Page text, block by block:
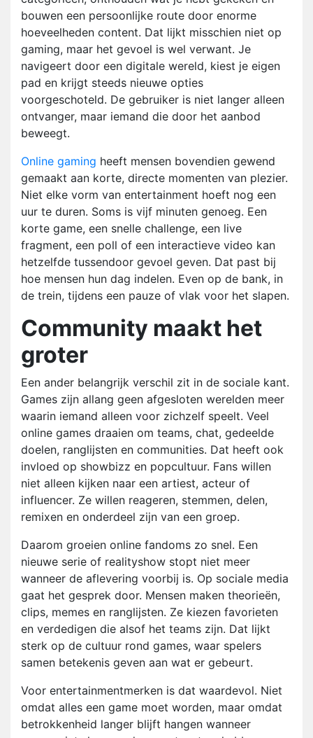
bouwen een persoonlijke route door enorme
hoeveelheden content. Dat lijkt misschien niet op
gaming, maar het gevoel is wel verwant. Je
navigeert door een digitale wereld, kiest je eigen
pad en krijgt steeds nieuwe opties
voorgeschoteld. De gebruiker is niet langer alleen
ontvanger, maar iemand die door het aanbod
beweegt.
Online gaming heeft mensen bovendien gewend
gemaakt aan korte, directe momenten van plezier.
Niet elke vorm van entertainment hoeft nog een
uur te duren. Soms is vijf minuten genoeg. Een
korte game, een snelle challenge, een live
fragment, een poll of een interactieve video kan
hetzelfde tussendoor gevoel geven. Dat past bij
hoe mensen hun dag indelen. Even op de bank, in
de trein, tijdens een pauze of vlak voor het slapen.
Community maakt het
groter
Een ander belangrijk verschil zit in de sociale kant.
Games zijn allang geen afgesloten werelden meer
waarin iemand alleen voor zichzelf speelt. Veel
online games draaien om teams, chat, gedeelde
doelen, ranglijsten en communities. Dat heeft ook
invloed op showbizz en popcultuur. Fans willen
niet alleen kijken naar een artiest, acteur of
influencer. Ze willen reageren, stemmen, delen,
remixen en onderdeel zijn van een groep.
Daarom groeien online fandoms zo snel. Een
nieuwe serie of realityshow stopt niet meer
wanneer de aflevering voorbij is. Op sociale media
gaat het gesprek door. Mensen maken theorieën,
clips, memes en ranglijsten. Ze kiezen favorieten
en verdedigen die alsof het teams zijn. Dat lijkt
sterk op de cultuur rond games, waar spelers
samen betekenis geven aan wat er gebeurt.
Voor entertainmentmerken is dat waardevol. Niet
omdat alles een game moet worden, maar omdat
betrokkenheid langer blijft hangen wanneer